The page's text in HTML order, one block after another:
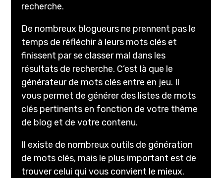
recherche.
De nombreux blogueurs ne prennent pas le
temps de réfléchir à leurs mots clés et
finissent par se classer mal dans les
résultats de recherche. C’est là que le
générateur de mots clés entre en jeu. Il
vous permet de générer des listes de mots
clés pertinents en fonction de votre thème
de blog et de votre contenu.
Il existe de nombreux outils de génération
de mots clés, mais le plus important est de
trouver celui qui vous convient le mieux.